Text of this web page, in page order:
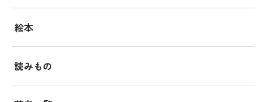
絵本
読みもの